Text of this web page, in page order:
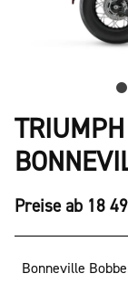
TRIUMPH
Preise ab 18
Bonneville